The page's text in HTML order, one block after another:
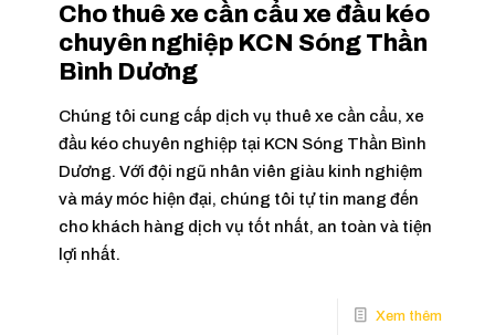
Cho thuê xe cần cẩu xe đầu kéo
chuyên nghiệp KCN Sóng Thần
Bình Dương
Chúng tôi cung cấp dịch vụ thuê xe cần cẩu, xe
đầu kéo chuyên nghiệp tại KCN Sóng Thần Bình
Dương. Với đội ngũ nhân viên giàu kinh nghiệm
và máy móc hiện đại, chúng tôi tự tin mang đến
cho khách hàng dịch vụ tốt nhất, an toàn và tiện
lợi nhất.